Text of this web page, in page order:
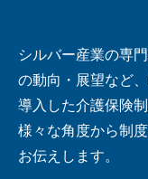
シルバー産業の専
の動向・展望など
導入した介護保険
様々な角度から制
お伝えします。